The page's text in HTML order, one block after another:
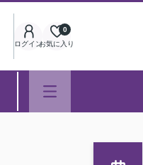
ログインお気に入り
0